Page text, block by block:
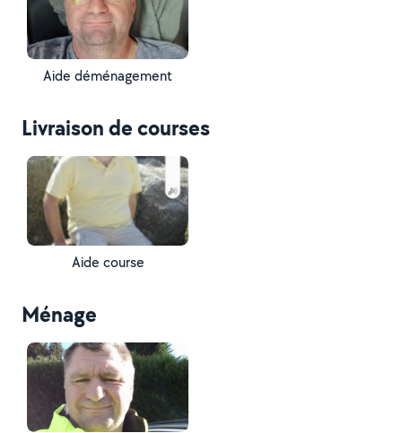
Aide déménagement
Livraison de courses
Aide course
Ménage